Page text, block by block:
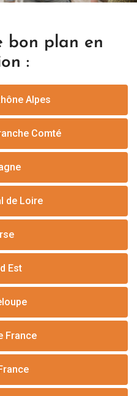
bon plan en
:
Alpes
Comté
de Loire
Est
France